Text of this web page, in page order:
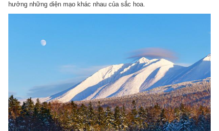
hưởng những diện mạo khác nhau của sắc hoa.